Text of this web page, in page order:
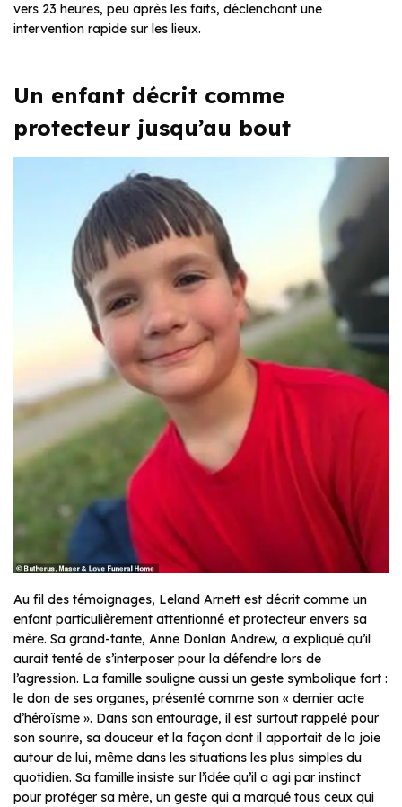
vers 23 heures, peu après les faits, déclenchant une
intervention rapide sur les lieux.
Un enfant décrit comme
protecteur jusqu’au bout
Au fil des témoignages, Leland Arnett est décrit comme un
enfant particulièrement attentionné et protecteur envers sa
mère. Sa grand-tante, Anne Donlan Andrew, a expliqué qu’il
aurait tenté de s’interposer pour la défendre lors de
l’agression. La famille souligne aussi un geste symbolique fort :
le don de ses organes, présenté comme son « dernier acte
d’héroïsme ». Dans son entourage, il est surtout rappelé pour
son sourire, sa douceur et la façon dont il apportait de la joie
autour de lui, même dans les situations les plus simples du
quotidien. Sa famille insiste sur l’idée qu’il a agi par instinct
pour protéger sa mère, un geste qui a marqué tous ceux qui